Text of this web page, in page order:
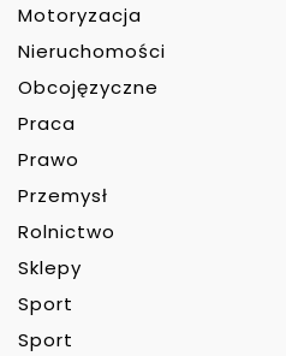
Motoryzacja
Nieruchomości
Obcojęzyczne
Praca
Prawo
Przemysł
Rolnictwo
Sklepy
Sport
Sport